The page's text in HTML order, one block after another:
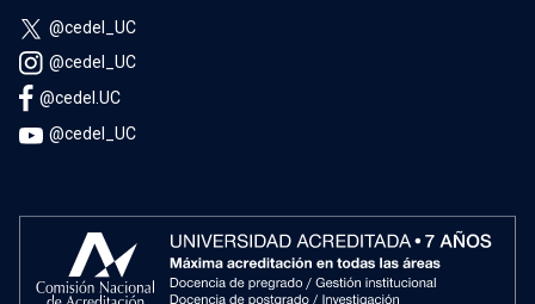
@cedel_UC
@cedel_UC
@cedel.UC
@cedel_UC